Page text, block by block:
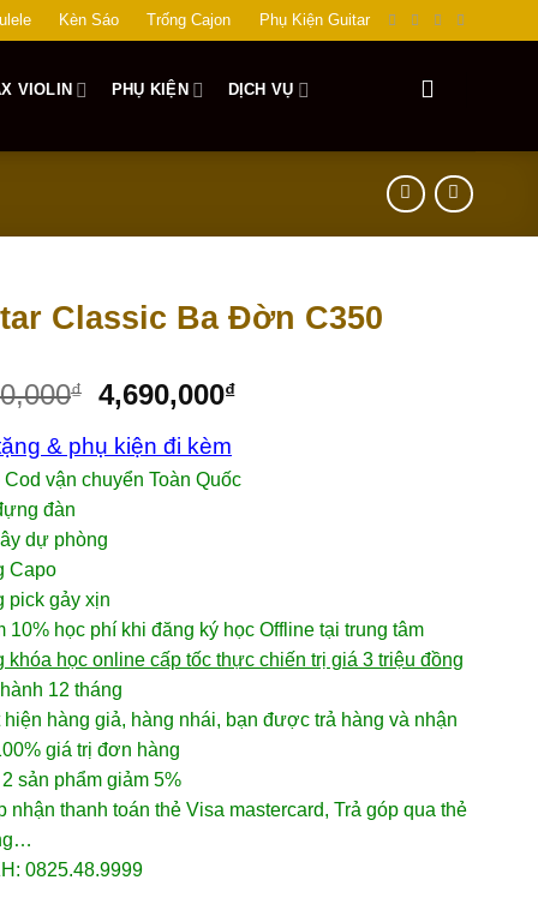
Kèn Sáo Trống Cajon Phụ Kiện Guitar
VIOLIN PHỤ KIỆN DỊCH VỤ
Classic Ba Đờn C350
₫ 4,690,000₫
& phụ kiện đi kèm
Cod vận chuyển Toàn Quốc
đàn
dự phòng
Capo
pick gảy xịn
10% học phí khi đăng ký học Offline tại trung tâm
khóa học online cấp tốc thực chiến trị giá 3 triệu đồng
12 tháng
hiện hàng giả, hàng nhái, bạn được trả hàng và nhận
giá trị đơn hàng
sản phẩm giảm 5%
nhận thanh toán thẻ Visa mastercard, Trả góp qua thẻ
0825.48.9999